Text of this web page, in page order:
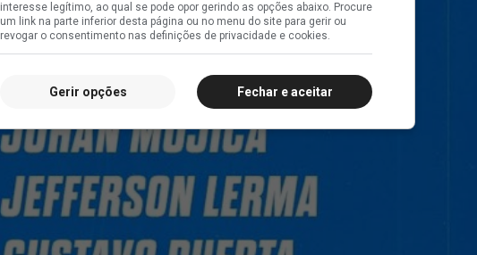
interesse legítimo, ao qual se pode opor gerindo as opções abaixo. Procure
um link na parte inferior desta página ou no menu do site para gerir ou
revogar o consentimento nas definições de privacidade e cookies.
Fechar e aceitar
Gerir opções